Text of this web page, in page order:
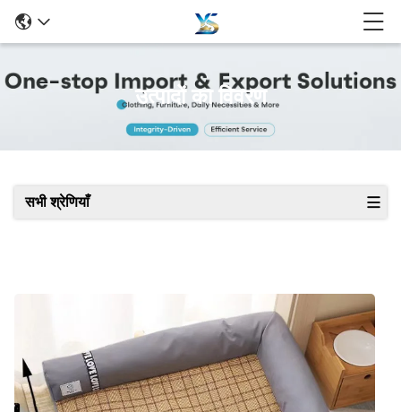
उत्पादों का विवरण
सभी श्रेणियाँ